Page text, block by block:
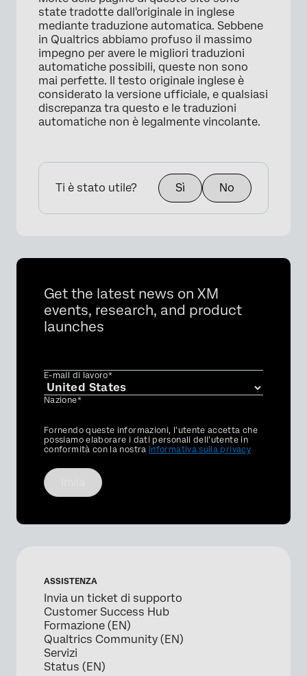
state tradotte dall'originale in inglese
mediante traduzione automatica. Sebbene
in Qualtrics abbiamo profuso il massimo
impegno per avere le migliori traduzioni
automatiche possibili, queste non sono
mai perfette. Il testo originale inglese è
considerato la versione ufficiale, e qualsiasi
discrepanza tra questo e le traduzioni
automatiche non è legalmente vincolante.
Ti è stato utile? Sì No
Get the latest news on XM
events, research, and product
launches
E-mail di lavoro*
Nazione*
Privacy
Optin
Fornendo queste informazioni, l'utente accetta che
possiamo elaborare i dati personali dell'utente in
conformità con la nostra Informativa sulla privacy
ASSISTENZA
Invia un ticket di supporto
Customer Success Hub
Formazione (EN)
Qualtrics Community (EN)
Servizi
Status (EN)